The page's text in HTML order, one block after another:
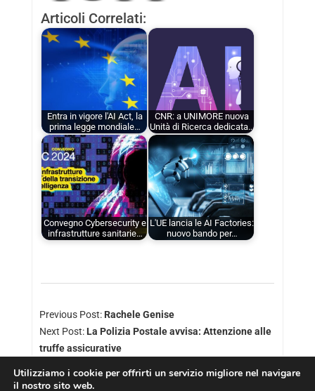
Articoli Correlati:
Entra in vigore l'AI Act, la
prima legge mondiale…
CNR: a UNIMORE nuova
Unità di Ricerca dedicata…
Convegno Cybersecurity e
infrastrutture sanitarie…
L'UE lancia le AI Factories:
nuovo bando per…
Previous Post: Rachele Genise
Next Post: La Polizia Postale avvisa: Attenzione alle
truffe assicurative
Utilizziamo i cookie per offrirti un servizio migliore nel navigare
il nostro sito web.